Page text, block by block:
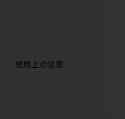
使用上の注意